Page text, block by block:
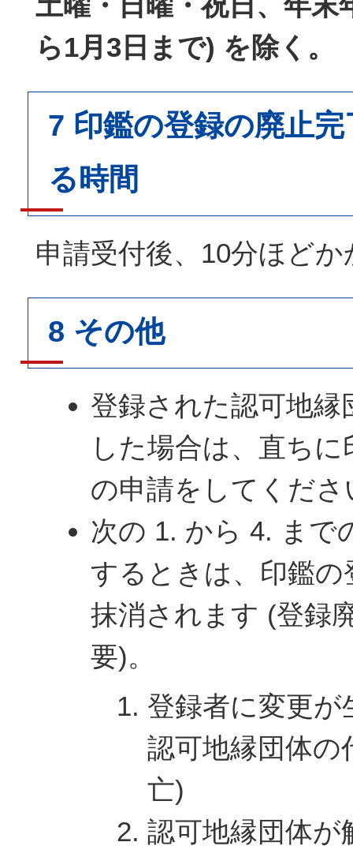
ら1月3日まで) を除く。
7 印鑑の登録の廃止
る時間
申請受付後、10分ほど
8 その他
登録された認可地縁
した場合は、直ち
の申請をしてくださ
次の 1. から 4. まで
するときは、印鑑の
抹消されます (登録
要)。
登録者に変更
認可地縁団体の
亡)
認可地縁団体が